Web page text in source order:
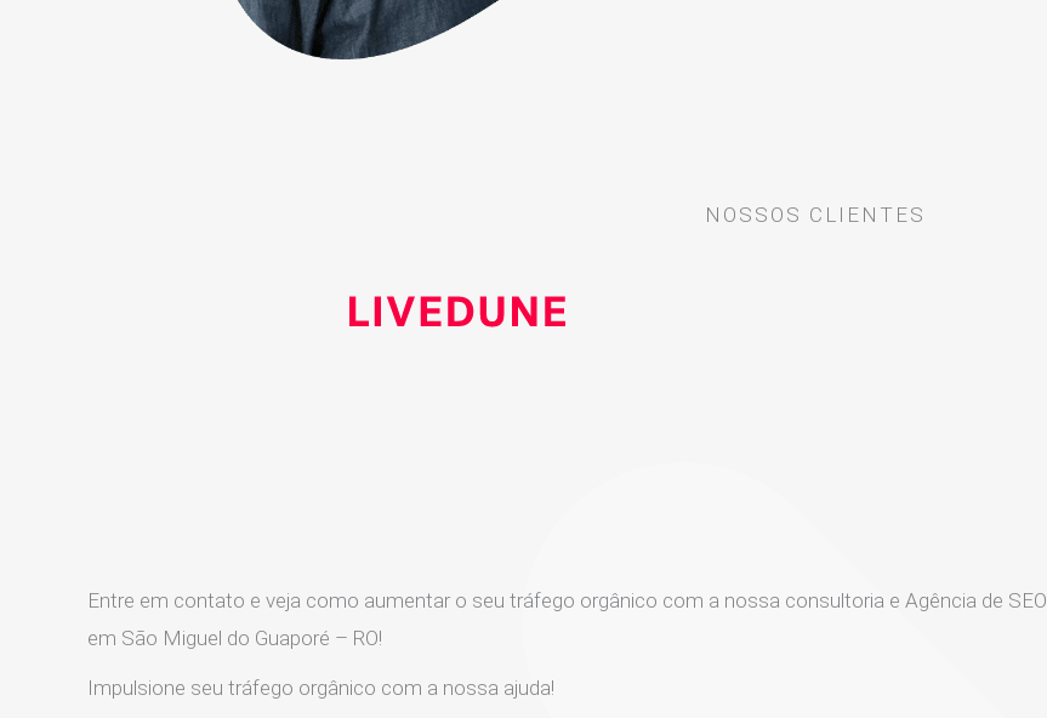
NOSSOS CLIENTES
Entre em contato e veja como aumentar o seu tráfego orgânico com a nossa consultoria e Agência de SEO
em São Miguel do Guaporé – RO!
Impulsione seu tráfego orgânico com a nossa ajuda!